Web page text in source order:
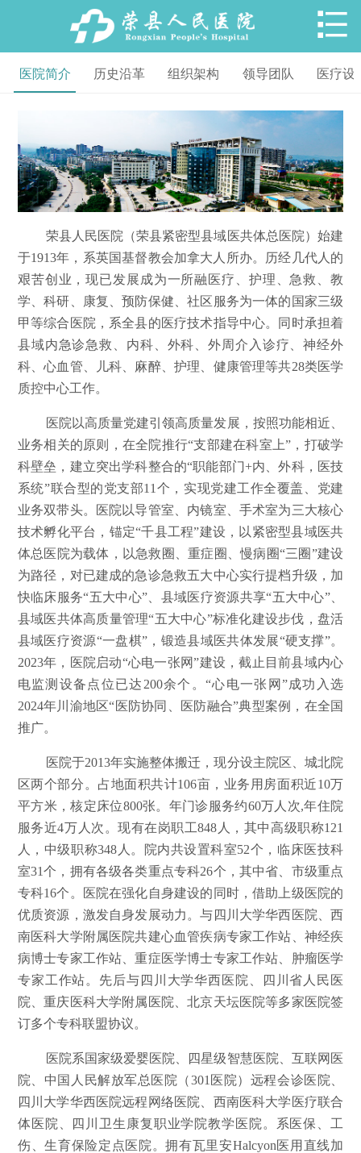

医院简介 历史沿革 组织架构 领导团队 医疗设
荣县人民医院（荣县紧密型县域医共体总医院）始建
于1913年，系英国基督教会加拿大人所办。历经几代人的
艰苦创业，现已发展成为一所融医疗、护理、急救、教
学、科研、康复、预防保健、社区服务为一体的国家三级
甲等综合医院，系全县的医疗技术指导中心。同时承担着
县域内急诊急救、内科、外科、外周介入诊疗、神经外
科、心血管、儿科、麻醉、护理、健康管理等共28类医学
质控中心工作。
医院以高质量党建引领高质量发展，按照功能相近、
业务相关的原则，在全院推行“支部建在科室上”，打破学
科壁垒，建立突出学科整合的“职能部门+内、外科，医技
系统”联合型的党支部11个，实现党建工作全覆盖、党建
业务双带头。医院以导管室、内镜室、手术室为三大核心
技术孵化平台，锚定“千县工程”建设，以紧密型县域医共
体总医院为载体，以急救圈、重症圈、慢病圈“三圈”建设
为路径，对已建成的急诊急救五大中心实行提档升级，加
快临床服务“五大中心”、县域医疗资源共享“五大中心”、
县域医共体高质量管理“五大中心”标准化建设步伐，盘活
县域医疗资源“一盘棋”，锻造县域医共体发展“硬支撑”。
2023年，医院启动“心电一张网”建设，截止目前县域内心
电监测设备点位已达200余个。“心电一张网”成功入选
2024年川渝地区“医防协同、医防融合”典型案例，在全国
推广。
医院于2013年实施整体搬迁，现分设主院区、城北院
区两个部分。占地面积共计106亩，业务用房面积近10万
平方米，核定床位800张。年门诊服务约60万人次,年住院
服务近4万人次。现有在岗职工848人，其中高级职称121
人，中级职称348人。院内共设置科室52个，临床医技科
室31个，拥有各级各类重点专科26个，其中省、市级重点
专科16个。医院在强化自身建设的同时，借助上级医院的
优质资源，激发自身发展动力。与四川大学华西医院、西
南医科大学附属医院共建心血管疾病专家工作站、神经疾
病博士专家工作站、重症医学博士专家工作站、肿瘤医学
专家工作站。先后与四川大学华西医院、四川省人民医
院、重庆医科大学附属医院、北京天坛医院等多家医院签
订多个专科联盟协议。
医院系国家级爱婴医院、四星级智慧医院、互联网医
院、中国人民解放军总医院（301医院）远程会诊医院、
四川大学华西医院远程网络医院、西南医科大学医疗联合
体医院、四川卫生康复职业学院教学医院。系医保、工
伤、生育保险定点医院。拥有瓦里安Halcyon医用直线加